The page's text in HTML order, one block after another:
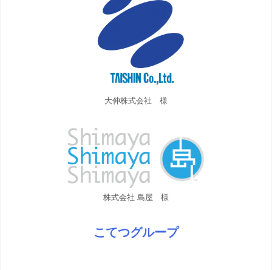
大伸株式会社 様
株式会社 島屋 様
こてつグループ